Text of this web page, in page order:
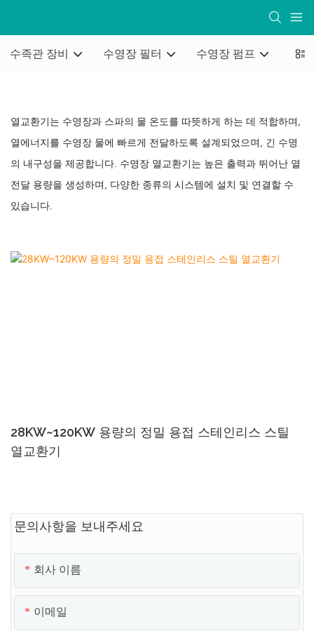
수족관 장비 수영장 필터 수영장 펌프 수
문의사항을 보내주세요
회사 이름
이메일
열교환기는 수영장과 스파의 물 온도를 따뜻하게 하는 데 적합하며,
열에너지를 수영장 물에 빠르게 전달하도록 설계되었으며, 긴 수명
의 내구성을 제공합니다. 수영장 열교환기는 높은 출력과 뛰어난 열
전달 용량을 생성하며, 다양한 종류의 시스템에 설치 및 연결할 수
있습니다.
28KW~120KW 용량의 정밀 용접 스테인리스 스틸
열교환기